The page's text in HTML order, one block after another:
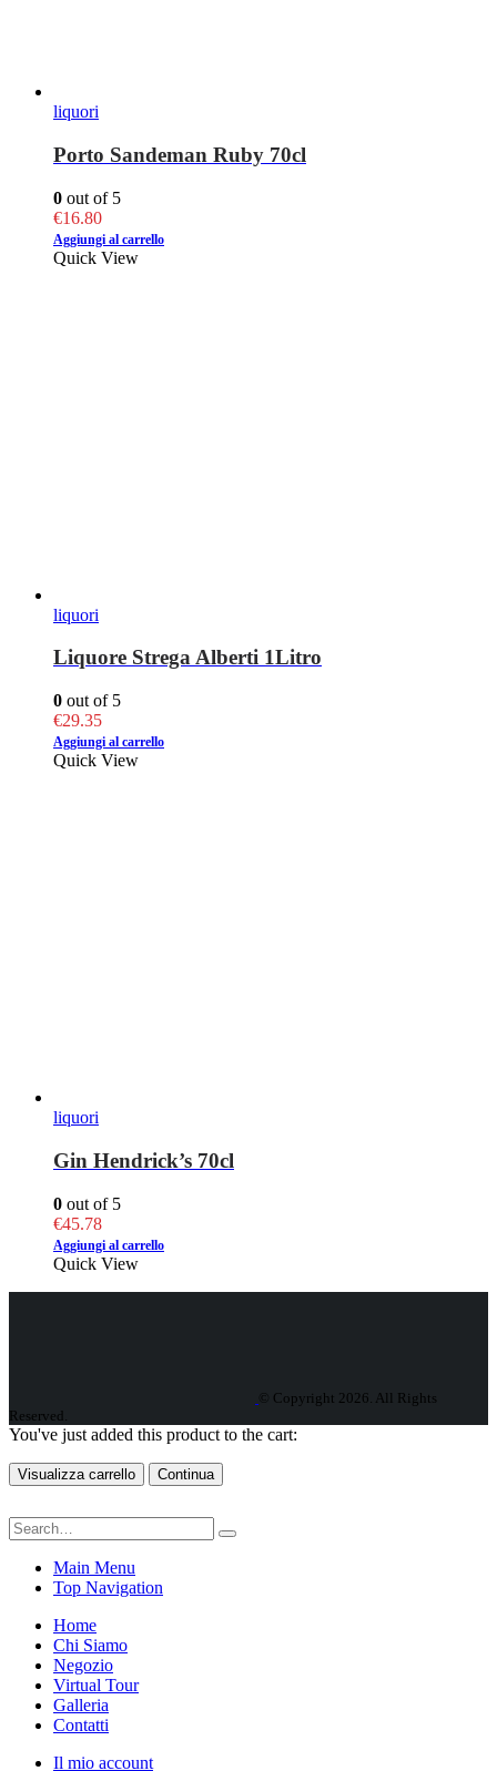
liquori
Porto Sandeman Ruby 70cl
0 out of 5
€16.80
Aggiungi al carrello
Quick View
liquori
Liquore Strega Alberti 1Litro
0 out of 5
€29.35
Aggiungi al carrello
Quick View
liquori
Gin Hendrick’s 70cl
0 out of 5
€45.78
Aggiungi al carrello
Quick View
© Copyright 2026. All Rights
Reserved.
You've just added this product to the cart:
Visualizza carrello Continua
Main Menu
Top Navigation
Home
Chi Siamo
Negozio
Virtual Tour
Galleria
Contatti
Il mio account